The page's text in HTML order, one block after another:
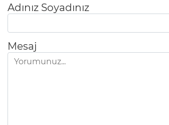
Adınız Soyadınız
Mesaj